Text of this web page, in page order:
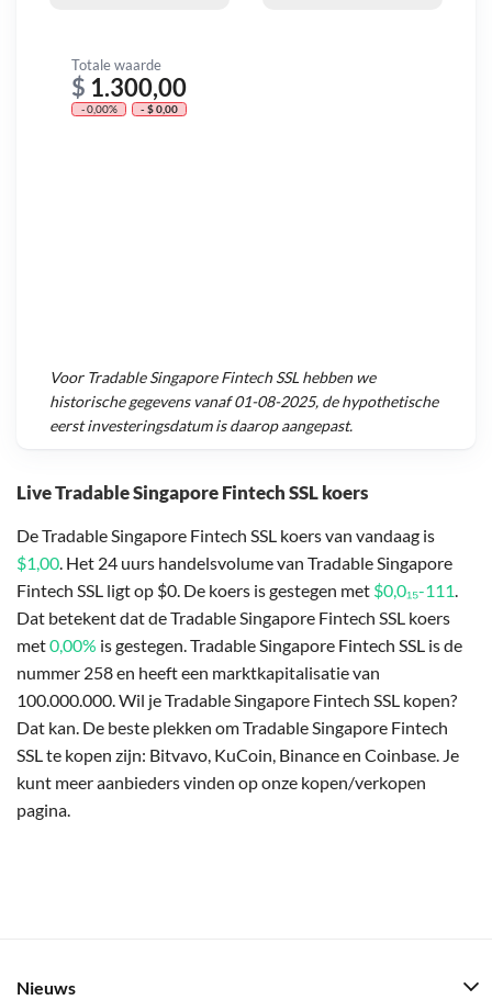
Live Tradable Singapore Fintech SSL koers
De Tradable Singapore Fintech SSL koers van vandaag is
$1,00. Het 24 uurs handelsvolume van Tradable Singapore
Fintech SSL ligt op $0. De koers is gestegen met $0,0₁₅-111.
Dat betekent dat de Tradable Singapore Fintech SSL koers
met0,00% is gestegen. Tradable Singapore Fintech SSL is de
nummer 258 en heeft een marktkapitalisatie van
100.000.000. Wil je Tradable Singapore Fintech SSL kopen?
Dat kan. De beste plekken om Tradable Singapore Fintech
SSL te kopen zijn: Bitvavo, KuCoin, Binance en Coinbase. Je
kunt meer aanbieders vinden op onze kopen/verkopen
pagina.
Totale waarde
$ 1.300,00
- 0,00% - $ 0,00
Voor Tradable Singapore Fintech SSL hebben we
historische gegevens vanaf01-08-2025, de hypothetische
eerst investeringsdatum is daarop aangepast.
Nieuws